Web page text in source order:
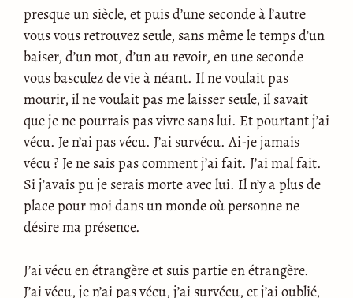
presque un siècle, et puis d’une seconde à l’autre
vous vous retrouvez seule, sans même le temps d’un
baiser, d’un mot, d’un au revoir, en une seconde
vous basculez de vie à néant. Il ne voulait pas
mourir, il ne voulait pas me laisser seule, il savait
que je ne pourrais pas vivre sans lui. Et pourtant j’ai
vécu. Je n’ai pas vécu. J’ai survécu. Ai-je jamais
vécu ? Je ne sais pas comment j’ai fait. J’ai mal fait.
Si j’avais pu je serais morte avec lui. Il n’y a plus de
place pour moi dans un monde où personne ne
désire ma présence.
J’ai vécu en étrangère et suis partie en étrangère.
J’ai vécu, je n’ai pas vécu, j’ai survécu, et j’ai oublié,